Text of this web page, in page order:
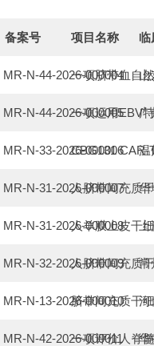
备案号 项目名称 临
MR-N-44-2026-000004
一项脐带血自山
MR-N-44-2026-000005
一项运用EBV广
MR-N-33-2026-000006
CBG131 CAR-
温
MR-N-31-2026-000007
人脐带间充质华
MR-N-31-2026-000008
人羊膜上皮干上
MR-N-32-2026-000009
人脐带间充质常
MR-N-13-2026-000010
脐带间充质干河
MR-N-42-2026-000011
一项评价人脊华